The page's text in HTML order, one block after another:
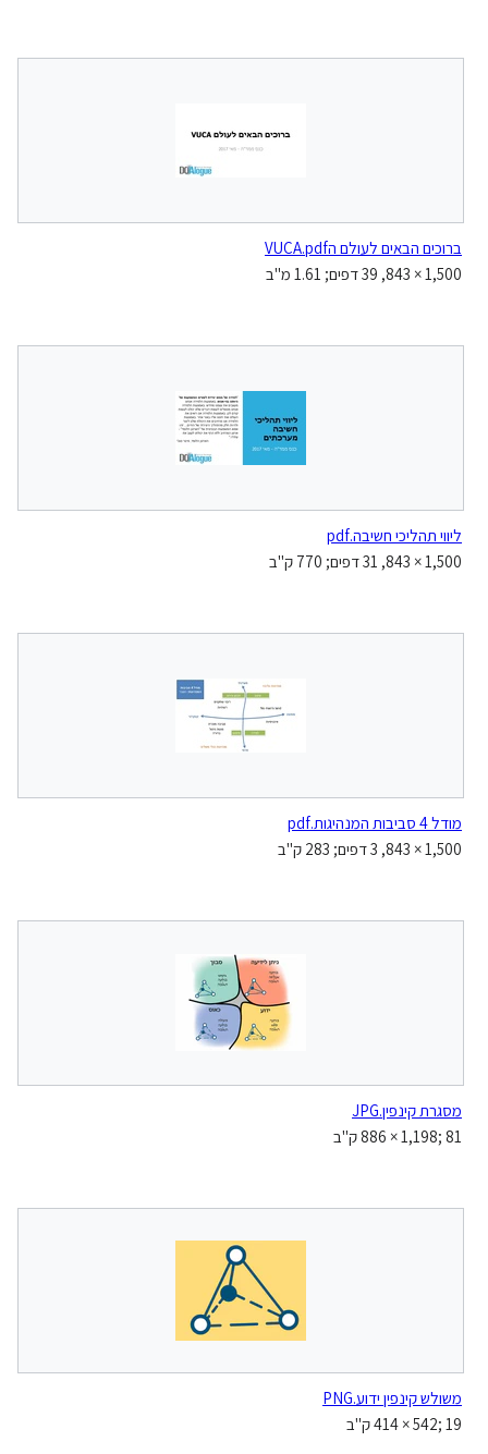
ברוכים הבאים לעולם הVUCA.pdf
1,500 × 843, 39 דפים; 1.61 מ"ב
ליווי תהליכי חשיבה.pdf
1,500 × 843, 31 דפים; 770 ק"ב
מודל 4 סביבות המנהיגות.pdf
1,500 × 843, 3 דפים; 283 ק"ב
מסגרת קינפין.JPG
‪886 × 1,198‬; 81 ק"ב
משולש קינפין ידוע.PNG
‪414 × 542‬; 19 ק"ב